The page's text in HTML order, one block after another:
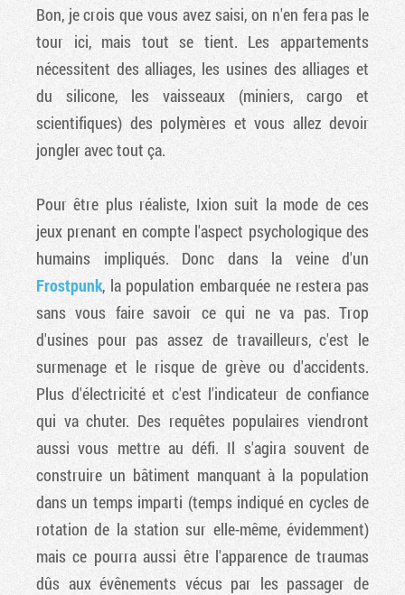
Bon, je crois que vous avez saisi, on n'en fera pas le
tour ici, mais tout se tient. Les appartements
nécessitent des alliages, les usines des alliages et
du silicone, les vaisseaux (miniers, cargo et
scientifiques) des polymères et vous allez devoir
jongler avec tout ça.
Pour être plus réaliste, Ixion suit la mode de ces
jeux prenant en compte l'aspect psychologique des
humains impliqués. Donc dans la veine d'un
Frostpunk, la population embarquée ne restera pas
sans vous faire savoir ce qui ne va pas. Trop
d'usines pour pas assez de travailleurs, c'est le
surmenage et le risque de grève ou d'accidents.
Plus d'électricité et c'est l'indicateur de confiance
qui va chuter. Des requêtes populaires viendront
aussi vous mettre au défi. Il s'agira souvent de
construire un bâtiment manquant à la population
dans un temps imparti (temps indiqué en cycles de
rotation de la station sur elle-même, évidemment)
mais ce pourra aussi être l'apparence de traumas
dûs aux évênements vécus par les passager de